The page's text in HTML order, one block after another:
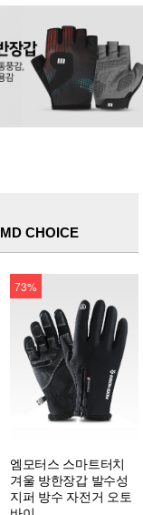
MD CHOICE
73%
엠모터스 스마트터치
겨울 방한장갑 발수성
지퍼 방수 자전거 오토